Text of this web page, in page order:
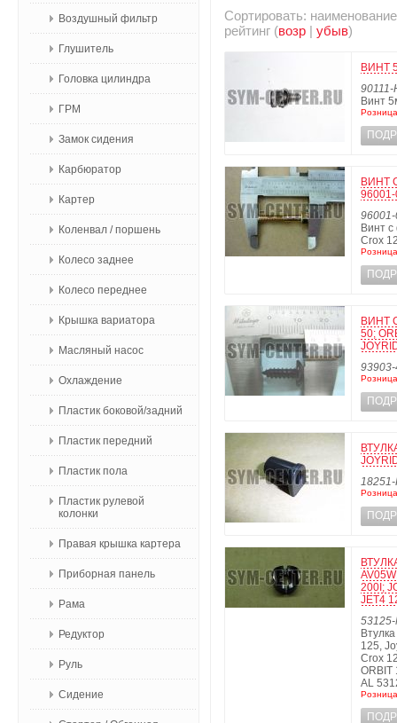
Воздушный фильтр
Глушитель
Головка цилиндра
ГРМ
Замок сидения
Карбюратор
Картер
Коленвал / поршень
Колесо заднее
Колесо переднее
Крышка вариатора
Масляный насос
Охлаждение
Пластик боковой/задний
Пластик передний
Пластик пола
Пластик рулевой
колонки
Правая крышка картера
Приборная панель
Рама
Редуктор
Руль
Сидение
Сортировать:
рейтинг (возр | убыв)
ВИНТ
90111-
Винт
ВИНТ
Винт
Crox
ВИНТ
50;
200I;
JET4
125,
Crox
ORBIT
AL